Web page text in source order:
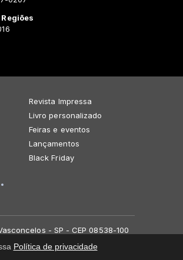
Revista Impressa
Livro personalizado
Feiras e eventos
Lançamentos
Black Friday
- SP - CEP 08538-100
Política de privacidade